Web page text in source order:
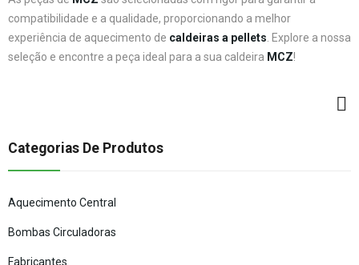
compatibilidade e a qualidade, proporcionando a melhor
experiência de aquecimento de caldeiras a pellets. Explore a nossa
seleção e encontre a peça ideal para a sua caldeira MCZ!
Categorias De Produtos
Aquecimento Central
Bombas Circuladoras
Fabricantes